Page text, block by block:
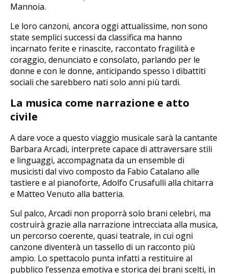
Mannoia.
Le loro canzoni, ancora oggi attualissime, non sono
state semplici successi da classifica ma hanno
incarnato ferite e rinascite, raccontato fragilità e
coraggio, denunciato e consolato, parlando per le
donne e con le donne, anticipando spesso i dibattiti
sociali che sarebbero nati solo anni più tardi.
La musica come narrazione e atto
civile
A dare voce a questo viaggio musicale sarà la cantante
Barbara Arcadi, interprete capace di attraversare stili
e linguaggi, accompagnata da un ensemble di
musicisti dal vivo composto da Fabio Catalano alle
tastiere e al pianoforte, Adolfo Crusafulli alla chitarra
e Matteo Venuto alla batteria.
Sul palco, Arcadi non proporrà solo brani celebri, ma
costruirà grazie alla narrazione intrecciata alla musica,
un percorso coerente, quasi teatrale, in cui ogni
canzone diventerà un tassello di un racconto più
ampio. Lo spettacolo punta infatti a restituire al
pubblico l’essenza emotiva e storica dei brani scelti, in